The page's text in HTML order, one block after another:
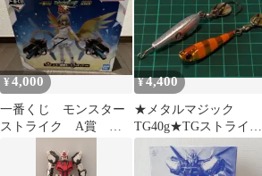
¥4,000
一番くじ モンスター
ストライク A賞 エ
¥4,400
★メタルマジック
TG40g★TGストライク
45g★ブレードジグ★ブ
ルーブルー★